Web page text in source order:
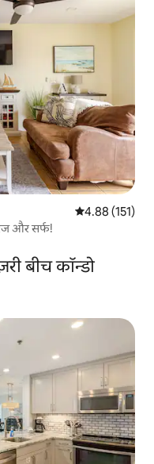
औसत रेटिंग 5 में से
4.88 (151)
और सर्फ!
बीच कॉन्डो